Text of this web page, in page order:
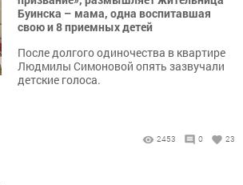
Буинска – мама, одна воспитавшая
свою и 8 приемных детей
После долгого одиночества в квартире
Людмилы Симоновой опять зазвучали
детские голоса.
2453 0 23